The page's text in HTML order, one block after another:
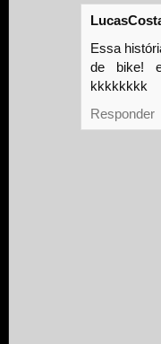
Essa
de bike!
kkkkkkkk
Responder